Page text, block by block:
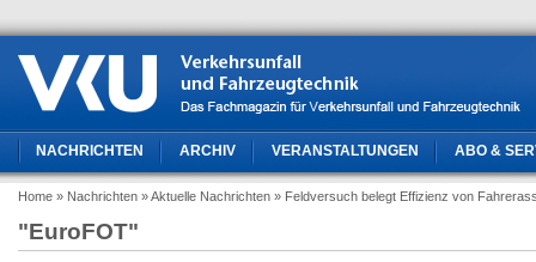
NACHRICHTEN ARCHIV VERANSTALTUNGEN ABO &
Home » Nachrichten » Aktuelle Nachrichten » Feldversuch belegt Effizienz von
"EuroFOT"